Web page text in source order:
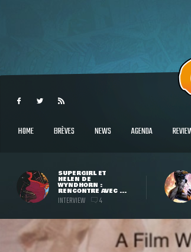
HOME BRÈVES NEWS AGENDA
SUPERGIRL ET
HELEN DE
WYNDHORN :
RENCONTRE AVEC ...
INTERVIEW 4